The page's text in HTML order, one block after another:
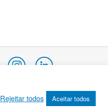
Rejeitar todos Aceitar todos